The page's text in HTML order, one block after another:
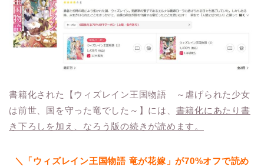
書籍化された【ウィズレイン王国物語 ～虐げられた少女
は前世、国を守った竜でした～】には、 書籍化にあたり書
き下ろしを加え、なろう版の続きが読めます。
＼「ウィズレイン王国物語 竜が花嫁」が70%オフで読め